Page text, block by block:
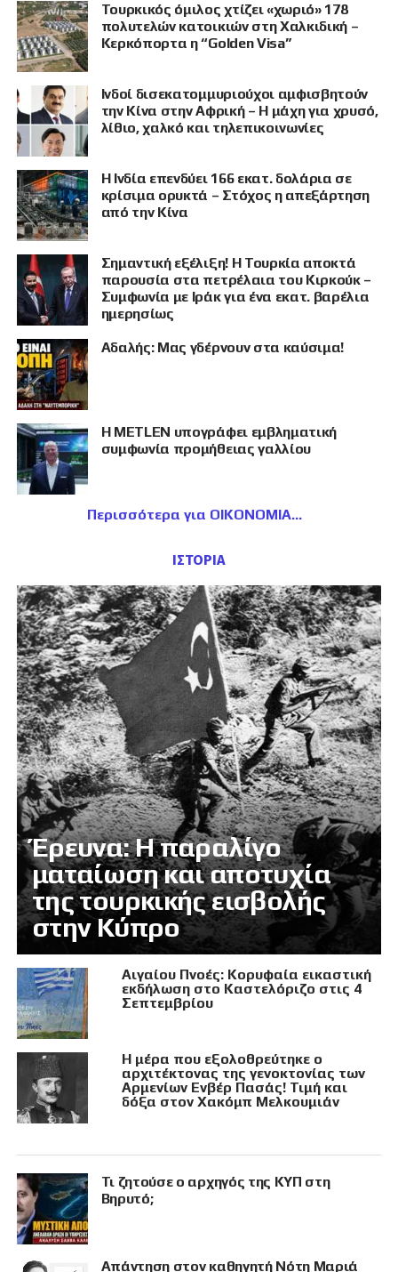
Τουρκικός όμιλος χτίζει «χωριό» 178
πολυτελών κατοικιών στη Χαλκιδική –
Κερκόπορτα η “Golden Visa”
Ινδοί δισεκατομμυριούχοι αμφισβητούν
την Κίνα στην Αφρική – Η μάχη για χρυσό,
λίθιο, χαλκό και τηλεπικοινωνίες
Η Ινδία επενδύει 166 εκατ. δολάρια σε
κρίσιμα ορυκτά – Στόχος η απεξάρτηση
από την Κίνα
Σημαντική εξέλιξη! Η Τουρκία αποκτά
παρουσία στα πετρέλαια του Κιρκούκ –
Συμφωνία με Ιράκ για ένα εκατ. βαρέλια
ημερησίως
Αδαλής: Μας γδέρνουν στα καύσιμα!
Η METLEN υπογράφει εμβληματική
συμφωνία προμήθειας γαλλίου
Περισσότερα για ΟΙΚΟΝΟΜΙΑ
ΙΣΤΟΡΙΑ
Έρευνα: Η παραλίγο
ματαίωση και αποτυχία
της τουρκικής εισβολής
στην Κύπρο
Αιγαίου Πνοές: Κορυφαία εικαστική
εκδήλωση στο Καστελόριζο στις 4
Σεπτεμβρίου
Η μέρα που εξολοθρεύτηκε ο
αρχιτέκτονας της γενοκτονίας των
Αρμενίων Ενβέρ Πασάς! Τιμή και
δόξα στον Χακόμπ Μελκουμιάν
Τι ζητούσε ο αρχηγός της ΚΥΠ στη
Βηρυτό;
Απάντηση στον καθηγητή Νότη Μαριά